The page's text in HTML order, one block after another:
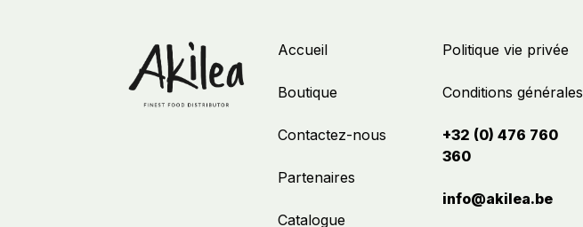
Politique vie privée
Conditions générales
+32 (0) 476 760
360
info@akilea.be​
Accueil
Boutique
Contactez-nous
Partenaires
Catalogue